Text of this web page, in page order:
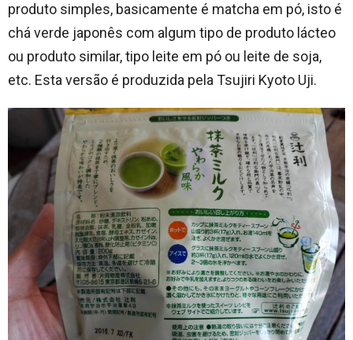
produto simples, basicamente é matcha em pó, isto é
chá verde japonês com algum tipo de produto lácteo
ou produto similar, tipo leite em pó ou leite de soja,
etc. Esta versão é produzida pela Tsujiri Kyoto Uji.